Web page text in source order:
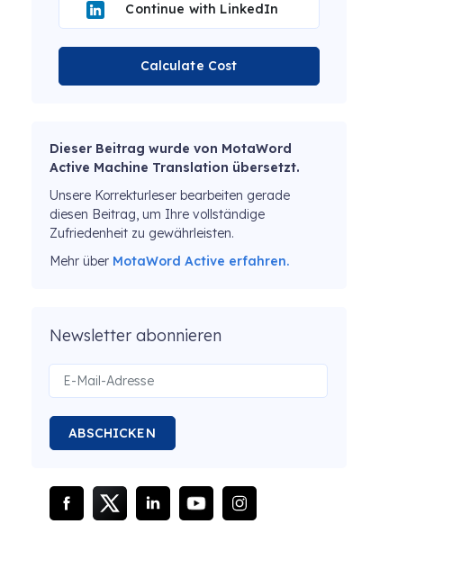
Continue with LinkedIn
Calculate Cost
Dieser Beitrag wurde von MotaWord
Active Machine Translation übersetzt.
Unsere Korrekturleser bearbeiten gerade
diesen Beitrag, um Ihre vollständige
Zufriedenheit zu gewährleisten.
Mehr über MotaWord Active erfahren.
Newsletter abonnieren
ABSCHICKEN